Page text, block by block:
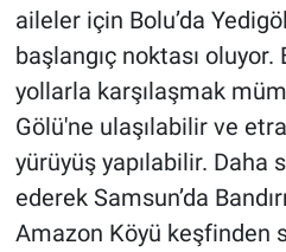
aileler için Bolu’da
başlangıç noktası oluyor.
yollarla karşılaşmak
Gölü'ne ulaşılabilir ve
yürüyüş yapılabilir. Daha
ederek Samsun’da
Amazon Köyü keşfinden